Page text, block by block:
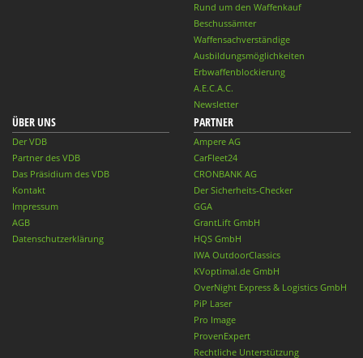
Rund um den Waffenkauf
Beschussämter
Waffensachverständige
Ausbildungsmöglichkeiten
Erbwaffenblockierung
A.E.C.A.C.
Newsletter
ÜBER UNS
Der VDB
Partner des VDB
Das Präsidium des VDB
Kontakt
Impressum
AGB
Datenschutzerklärung
PARTNER
Ampere AG
CarFleet24
CRONBANK AG
Der Sicherheits-Checker
GGA
GrantLift GmbH
HQS GmbH
IWA OutdoorClassics
KVoptimal.de GmbH
OverNight Express & Logistics GmbH
PiP Laser
Pro Image
ProvenExpert
Rechtliche Unterstützung